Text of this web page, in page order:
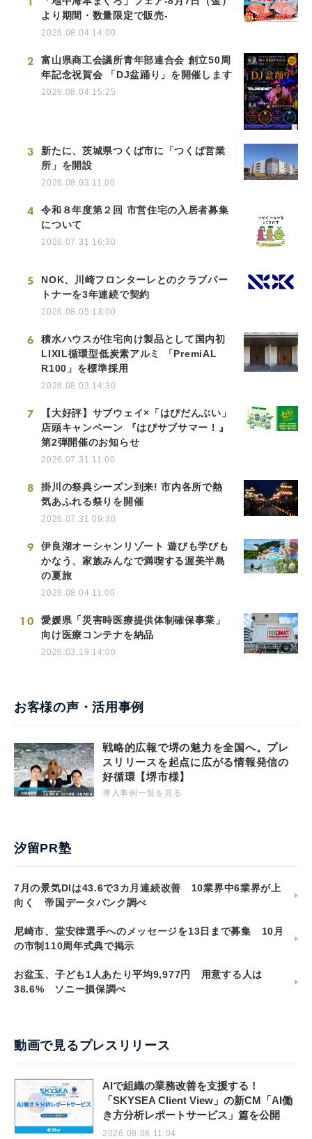
より期間・数量限定で販売-
2026.08.04 14:00
2
富山県商工会議所青年部連合会 創立50周
年記念祝賀会 「DJ盆踊り」を開催します
2026.08.04 15:25
3
新たに、茨城県つくば市に「つくば営業
所」を開設
2026.08.03 11:00
4
令和８年度第２回 市営住宅の入居者募集
について
2026.07.31 16:30
5
NOK、川崎フロンターレとのクラブパー
トナーを3年連続で契約
2026.08.05 13:00
6
積水ハウスが住宅向け製品として国内初
LIXIL循環型低炭素アルミ 「PremiAL
R100」を標準採用
2026.08.03 14:30
7
【大好評】サブウェイ×「はぴだんぶい」
店頭キャンペーン 『はぴサブサマー！』
第2弾開催のお知らせ
2026.07.31 11:00
8
掛川の祭典シーズン到来! 市内各所で熱
気あふれる祭りを開催
2026.07.31 09:30
9
伊良湖オーシャンリゾート 遊びも学びも
かなう、家族みんなで満喫する渥美半島
の夏旅
2026.08.04 11:00
10
愛媛県「災害時医療提供体制確保事業」
向け医療コンテナを納品
2026.03.19 14:00
お客様の声・活用事例
戦略的広報で堺の魅力を全国へ。プレ
スリリースを起点に広がる情報発信の
好循環【堺市様】
導入事例一覧を見る
汐留PR塾
7月の景気DIは43.6で3カ月連続改善 10業界中6業界が上
向く 帝国データバンク調べ
尼崎市、堂安律選手へのメッセージを13日まで募集 10月
の市制110周年式典で掲示
お盆玉、子ども1人あたり平均9,977円 用意する人は
38.6% ソニー損保調べ
動画で見るプレスリリース
AIで組織の業務改善を支援する！
「SKYSEA Client View」の新CM「AI働
き方分析レポートサービス」篇を公開
2026.08.06 11:04